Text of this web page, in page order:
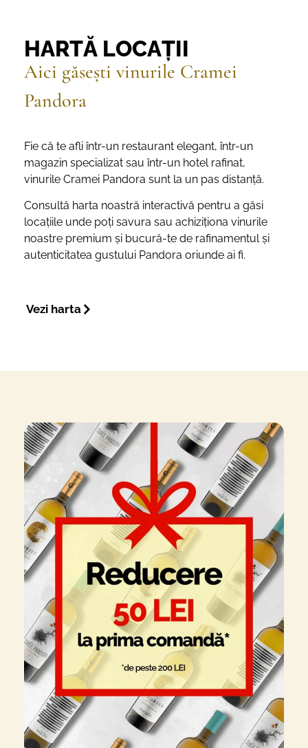
HARTĂ LOCAȚII
Aici găsești vinurile Cramei
Pandora
Fie că te afli într-un restaurant elegant, într-un
magazin specializat sau într-un hotel rafinat,
vinurile Cramei Pandora sunt la un pas distanță.
Consultă harta noastră interactivă pentru a găsi
locațiile unde poți savura sau achiziționa vinurile
noastre premium și bucură-te de rafinamentul și
autenticitatea gustului Pandora oriunde ai fi.
Vezi harta